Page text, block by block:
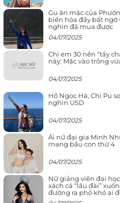
Gu ăn mặc của
biến hóa đầy bất
nghìn đã mua được
04/07/2025
Chị em 30 nên “tẩy
này: Mặc vào trông
04/07/2025
Hồ Ngọc Hà, Chi Pu
nghìn USD
04/07/2025
Ái nữ đại gia Minh
mang bầu con thứ 4
04/07/2025
Nữ giảng viên đại
xách cả “lâu đài”
đường ra phố khó ai